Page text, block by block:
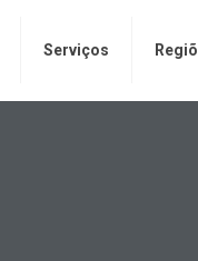
Serviços